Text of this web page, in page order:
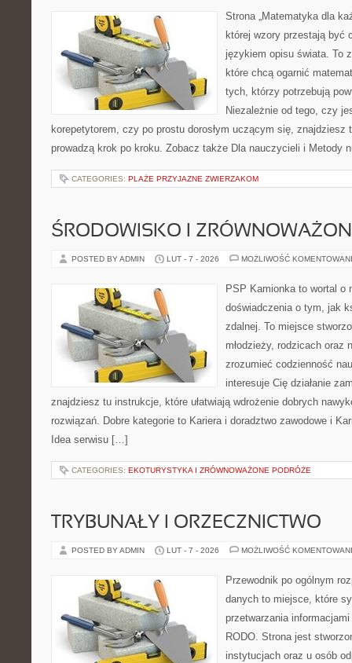
Strona „Matematyka dla
której wzory przestają być
językiem opisu świata. To
które chcą ogarnić
tych, którzy potrzebują
Niezależnie od tego, czy
korepetytorem, czy po prostu dorosłym uczącym się, znajdziesz
prowadzą krok po kroku. Zobacz także Dla nauczycieli i Metody
CATEGORIES: PLAŻE PRZYJAZNE ZWIERZAKOM
ŚRODOWISKO I
POSTED BY ADMIN LUT - 7 - 2026 MOŻLIWOŚĆ
PSP Kamionka to wortal o
doświadczenia o tym, jak
zdalnej. To miejsce
młodzieży, rodzicach
zrozumieć codzienność
interesuje Cię działanie
znajdziesz tu instrukcje, które ułatwiają wdrożenie dobrych
rozwiązań. Dobre kategorie to Kariera i doradztwo zawodowe i
Idea serwisu […]
CATEGORIES: EKOTURYSTYKA I ZRÓWNOWAŻONE PODRÓŻE
TRYBUNAŁY I ORZECZNICTWO
POSTED BY ADMIN LUT - 7 - 2026 MOŻLIWOŚĆ
Przewodnik po ogólnym
danych to miejsce, które
przetwarzania
RODO. Strona jest
instytucjach oraz u osób